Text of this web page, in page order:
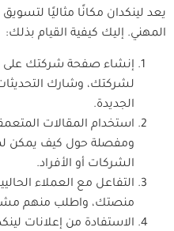
يعد لينكدان مكانًا مثاليًا
المهني. إليك كيفية القيام بذلك:
إنشاء صفحة شركتك على
لشركتك، وشارك
الجديدة.
استخدام المقالات
ومفصلة حول كيف يمكن
الشركات أو الأفراد.
التفاعل مع العملاء
منصتك، واطلب منهم
الاستفادة من إعلانات